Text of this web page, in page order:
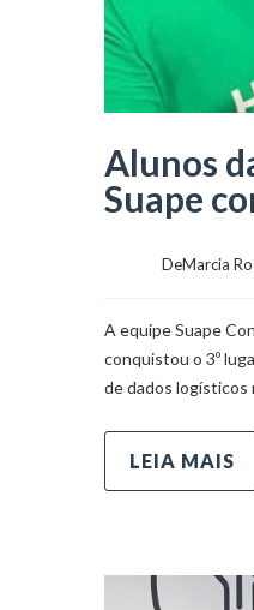
Alunos
Suape
DeMarcia
A equipe Suape
conquistou o 3º
de dados logísticos
LEIA MAIS